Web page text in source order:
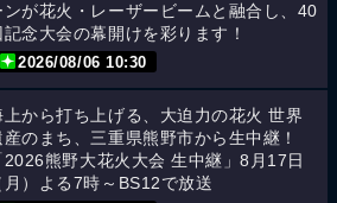
ンが花火・レーザービームと融合し、40
記念大会の幕開けを彩ります！
2026/08/06 10:30
上から打ち上げる、大迫力の花火 世界
産のまち、三重県熊野市から生中継！
2026熊野大花火大会 生中継」8月17日
月）よる7時～BS12で放送